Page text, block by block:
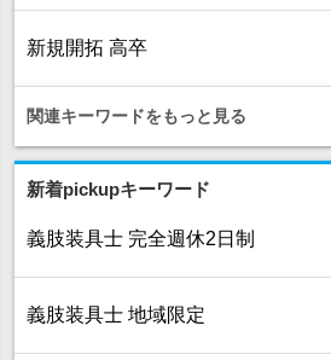
新規開拓 高卒
関連キーワードをもっと見る
新着pickupキーワード
義肢装具士 完全週休2日制
義肢装具士 地域限定